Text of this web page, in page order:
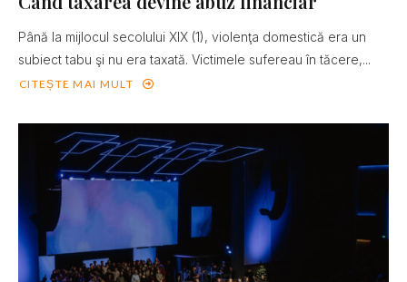
Până la mijlocul secolului XIX (1), violenţa domestică era un
subiect tabu şi nu era taxată. Victimele sufereau în tăcere,...
CITEȘTE MAI MULT